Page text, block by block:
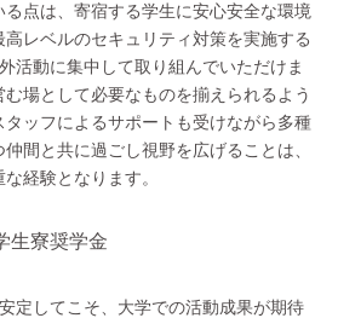
点は、寄宿する学生に安心安全な環境
レベルのセキュリティ対策を実施する
活動に集中して取り組んでいただけま
場として必要なものを揃えられるよう
ッフによるサポートも受けながら多種
間と共に過ごし視野を広げることは、
経験となります。
生寮奨学金
定してこそ、大学での活動成果が期待